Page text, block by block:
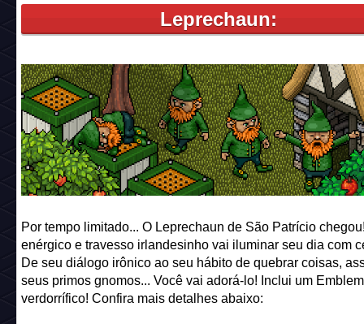
Leprechaun:
Por tempo limitado... O Leprechaun de São Patrício
enérgico e travesso irlandesinho vai iluminar seu dia com
De seu diálogo irônico ao seu hábito de quebrar coisas,
seus primos gnomos... Você vai adorá-lo! Inclui um
verdorrífico! Confira mais detalhes abaixo: